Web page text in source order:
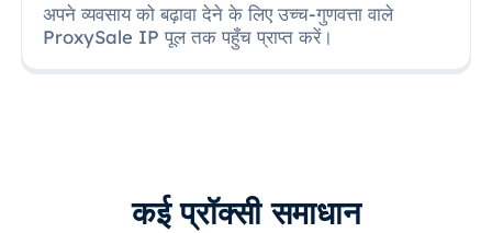
अपने व्यवसाय को बढ़ावा देने के लिए उच्च-गुणवत्ता वाले
ProxySale IP पूल तक पहुँच प्राप्त करें।
कई प्रॉक्सी समाधान